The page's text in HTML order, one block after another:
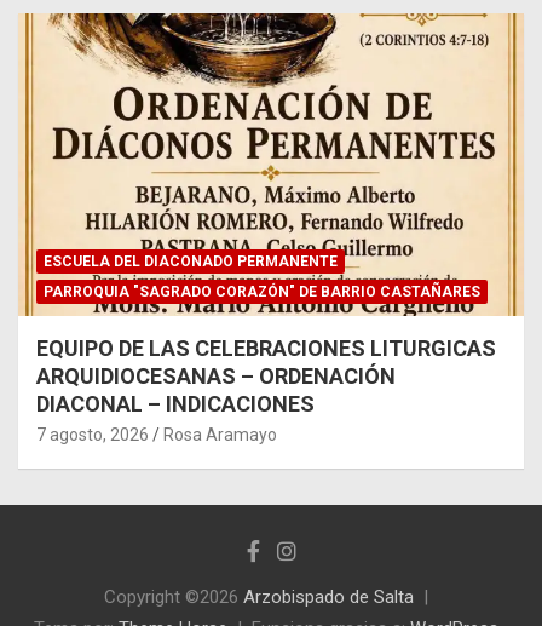
ESCUELA DEL DIACONADO PERMANENTE
PARROQUIA "SAGRADO CORAZÓN" DE BARRIO CASTAÑARES
EQUIPO DE LAS CELEBRACIONES LITURGICAS
ARQUIDIOCESANAS – ORDENACIÓN
DIACONAL – INDICACIONES
7 agosto, 2026 Rosa Aramayo
Copyright ©2026 Arzobispado de Salta